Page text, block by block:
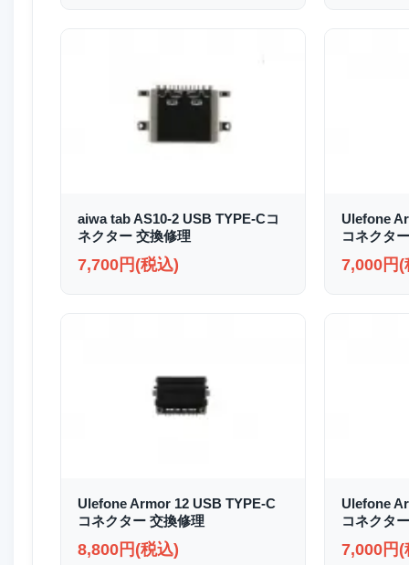
aiwa tab AS10-2 USB TYPE-Cコ
ネクター 交換修理
7,700円(税込)
Ulefone
コネクタ
7,000円(
Ulefone Armor 12 USB TYPE-C
コネクター 交換修理
8,800円(税込)
Ulefone
コネクタ
7,000円(